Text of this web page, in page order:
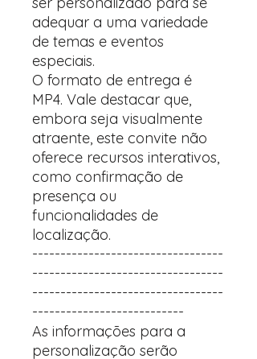
adequar a uma variedade
de temas e eventos
especiais.
O formato de entrega é
MP4. Vale destacar que,
embora seja visualmente
atraente, este convite não
oferece recursos interativos,
como confirmação de
presença ou
funcionalidades de
localização.
----------------------------------
----------------------------------
----------------------------------
---------------------------
As informações para a
personalização serão